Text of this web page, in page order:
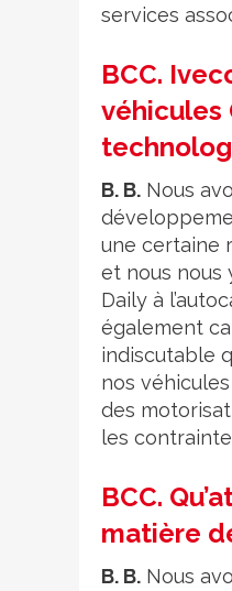
services
BCC.
véhicules
B. B. Nous
une certaine
et nous nous
Daily à
également
indiscutable
nos
des
les
BCC.
matière
B. B. Nous